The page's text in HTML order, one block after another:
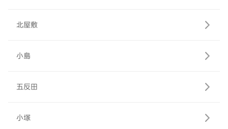
北屋敷
小島
五反田
小塚